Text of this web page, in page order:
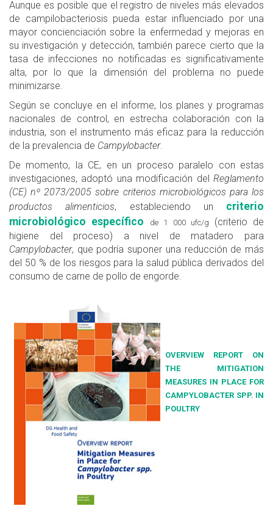
Aunque es posible que el registro de niveles más elevados
de campilobacteriosis pueda estar influenciado por una
mayor concienciación sobre la enfermedad y mejoras en
su investigación y detección, también parece cierto que la
tasa de infecciones no notificadas es significativamente
alta, por lo que la dimensión del problema no puede
minimizarse.
Según se concluye en el informe, los planes y programas
nacionales de control, en estrecha colaboración con la
industria, son el instrumento más eficaz para la reducción
de la prevalencia de Campylobacter.
De momento, la CE, en un proceso paralelo con estas
investigaciones, adoptó una modificación del Reglamento
(CE) nº 2073/2005 sobre criterios microbiológicos para los
productos alimenticios, estableciendo un criterio
microbiológico específico
de 1 000 ufc/g (criterio de
higiene del proceso) a nivel de matadero para
Campylobacter, que podría suponer una reducción de más
del 50 % de los riesgos para la salud pública derivados del
consumo de carne de pollo de engorde.
OVERVIEW REPORT ON
THE MITIGATION
MEASURES IN PLACE FOR
CAMPYLOBACTER SPP. IN
POULTRY